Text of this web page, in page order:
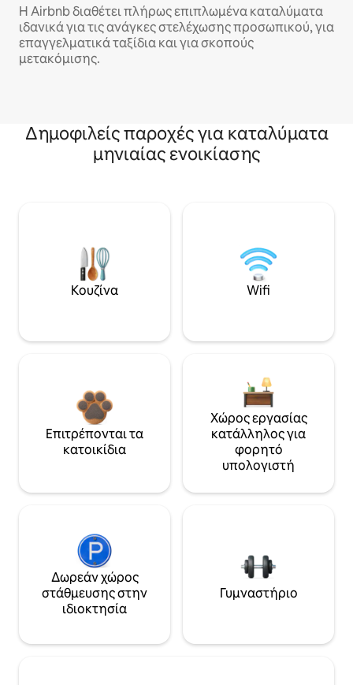
Η Airbnb διαθέτει πλήρως επιπλωμένα καταλύματα
ιδανικά για τις ανάγκες στελέχωσης προσωπικού, για
επαγγελματικά ταξίδια και για σκοπούς
μετακόμισης.
Δημοφιλείς παροχές για καταλύματα
μηνιαίας ενοικίασης
Κουζίνα Wifi
Επιτρέπονται τα
κατοικίδια
Χώρος εργασίας
κατάλληλος για
φορητό
υπολογιστή
Δωρεάν χώρος
στάθμευσης στην
ιδιοκτησία
Γυμναστήριο